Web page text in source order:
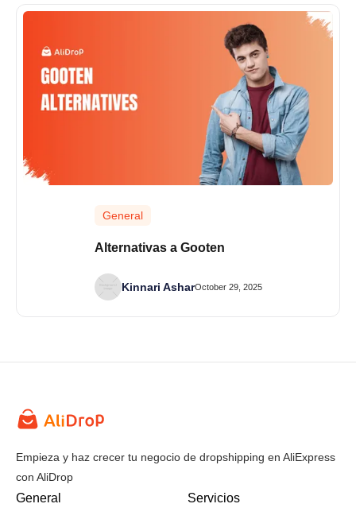
General
Alternativas a Gooten
Kinnari AsharOctober 29, 2025
Empieza y haz crecer tu negocio de dropshipping en AliExpress
con AliDrop
General Servicios